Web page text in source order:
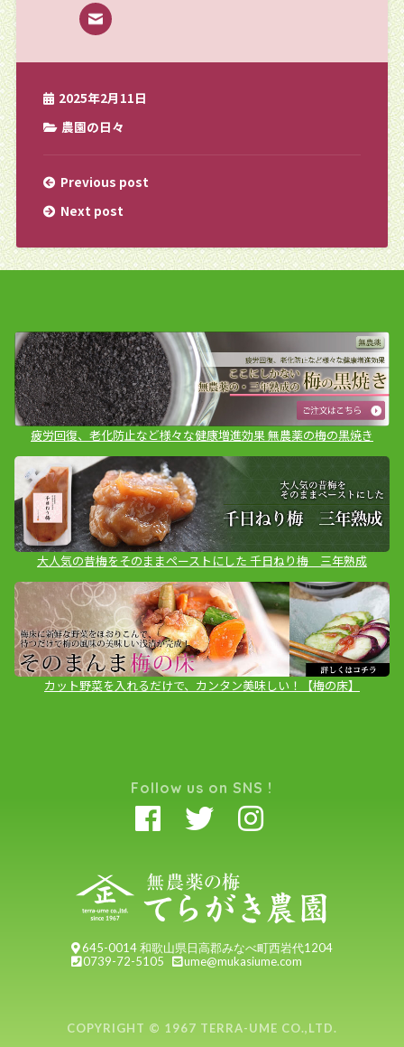
2025年2月11日
農園の日々
Previous post
Next post
疲労回復、老化防止など様々な健康増進効果 無農薬の梅の黒焼き
大人気の昔梅をそのままペーストにした 千日ねり梅 三年熟成
カット野菜を入れるだけで、カンタン美味しい！【梅の床】
Follow us on SNS !
645-0014 和歌山県日高郡みなべ町西岩代1204
0739-72-5105
ume@mukasiume.com
COPYRIGHT © 1967 TERRA-UME CO.,LTD.